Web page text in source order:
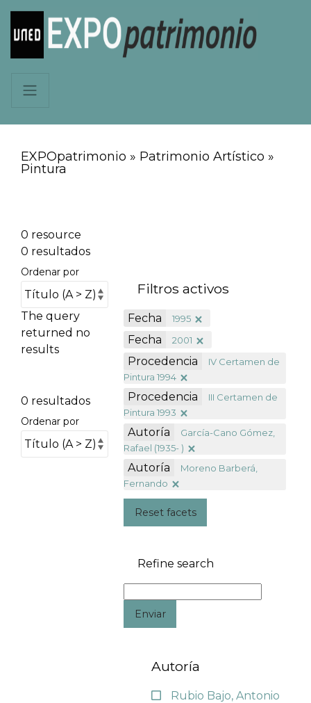
EXPOpatrimonio » Patrimonio Artístico »
Pintura
0 resource
0 resultados
Ordenar por
The query
returned no
results
0 resultados
Ordenar por
Filtros activos
Fecha 1995
Fecha 2001
Procedencia
IV Certamen de
Pintura 1994
Procedencia
III Certamen de
Pintura 1993
Autoría
García-Cano Gómez,
Rafael (1935- )
Autoría
Moreno Barberá,
Fernando
Reset facets
Refine search
Enviar
Autoría
Rubio Bajo, Antonio